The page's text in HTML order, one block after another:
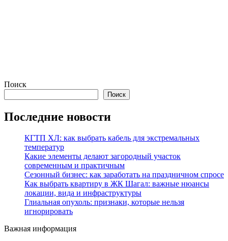
Поиск
Поиск
Последние новости
КГТП ХЛ: как выбрать кабель для экстремальных
температур
Какие элементы делают загородный участок
современным и практичным
Сезонный бизнес: как заработать на праздничном спросе
Как выбрать квартиру в ЖК Шагал: важные нюансы
локации, вида и инфраструктуры
Глиальная опухоль: признаки, которые нельзя
игнорировать
Важная информация